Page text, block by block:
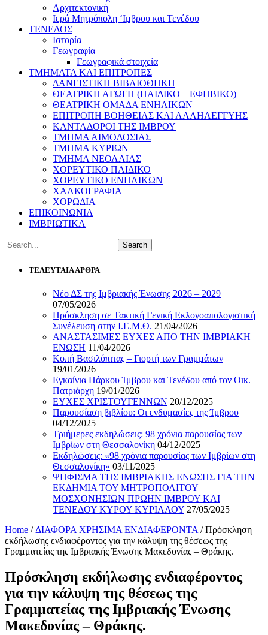
Αρχιτεκτονική
Ιερά Μητρόπολη ‘Ιμβρου και Τενέδου
ΤΕΝΕΔΟΣ
Ιστορία
Γεωγραφία
Γεωγραφικά στοιχεία
ΤΜΗΜΑΤΑ ΚΑΙ ΕΠΙΤΡΟΠΕΣ
ΔΑΝΕΙΣΤΙΚΗ ΒΙΒΛΙΟΘΗΚΗ
ΘΕΑΤΡΙΚΗ ΑΓΩΓΗ (ΠΑΙΔΙΚΟ – ΕΦΗΒΙΚΟ)
ΘΕΑΤΡΙΚΗ ΟΜΑΔΑ ΕΝΗΛΙΚΩΝ
ΕΠΙΤΡΟΠΗ ΒΟΗΘΕΙΑΣ ΚΑΙ ΑΛΛΗΛΕΓΓΥΗΣ
ΚΑΝΤΑΔΟΡΟΙ ΤΗΣ ΙΜΒΡΟΥ
ΤΜΗΜΑ ΑΙΜΟΔΟΣΙΑΣ
ΤΜΗΜΑ ΚΥΡΙΩΝ
ΤΜΗΜΑ ΝΕΟΛΑΙΑΣ
ΧΟΡΕΥΤΙΚΟ ΠΑΙΔΙΚΟ
ΧΟΡΕΥΤΙΚΟ ΕΝΗΛΙΚΩΝ
ΧΑΛΚΟΓΡΑΦΙΑ
ΧΟΡΩΔΙΑ
ΕΠΙΚΟΙΝΩΝΙΑ
ΙΜΒΡΙΩΤΙΚΑ
ΤΕΛΕΥΤΑΙΑ ΑΡΘΡΑ
Νέο ΔΣ της Ιμβριακής Ένωσης 2026 – 2029
07/05/2026
Πρόσκληση σε Τακτική Γενική Εκλογοαπολογιστική
Συνέλευση στην Ι.Ε.Μ.Θ. 21/04/2026
ΑΝΑΣΤΑΣΙΜΕΣ ΕΥΧΕΣ ΑΠΟ ΤΗΝ ΙΜΒΡΙΑΚΗ
ΕΝΩΣΗ 11/04/2026
Κοπή Βασιλόπιτας – Γιορτή των Γραμμάτων
19/01/2026
Εγκαίνια Πάρκου Ίμβρου και Τενέδου από τον Οικ.
Πατριάρχη 19/01/2026
ΕΥΧΕΣ ΧΡΙΣΤΟΥΓΕΝΝΩΝ 20/12/2025
Παρουσίαση βιβλίου: Οι ενδυμασίες της Ίμβρου
04/12/2025
Τριήμερες εκδηλώσεις: 98 χρόνια παρουσίας των
Ιμβρίων στη Θεσσαλονίκη 04/12/2025
Εκδηλώσεις: «98 χρόνια παρουσίας των Ιμβρίων στη
Θεσσαλονίκη» 03/11/2025
ΨΗΦΙΣΜΑ ΤΗΣ ΙΜΒΡΙΑΚΗΣ ΕΝΩΣΗΣ ΓΙΑ ΤΗΝ
ΕΚΔΗΜΙΑ ΤΟΥ ΜΗΤΡΟΠΟΛΙΤΟΥ
ΜΟΣΧΟΝΗΣΙΩΝ ΠΡΩΗΝ ΙΜΒΡΟΥ ΚΑΙ
ΤΕΝΕΔΟΥ ΚΥΡΟΥ ΚΥΡΙΛΛΟΥ 27/05/2025
Home / ΔΙΑΦΟΡΑ ΧΡΗΣΙΜΑ ΕΝΔΙΑΦΕΡΟΝΤΑ /Πρόσκληση
εκδήλωσης ενδιαφέροντος για την κάλυψη της θέσεως της
Γραμματείας της Ιμβριακής Ένωσης Μακεδονίας – Θράκης.
Πρόσκληση εκδήλωσης ενδιαφέροντος
για την κάλυψη της θέσεως της
Γραμματείας της Ιμβριακής Ένωσης
Μακεδονίας – Θράκης.